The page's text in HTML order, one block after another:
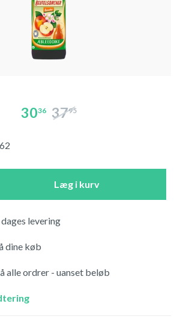
3036 3795
Læg i kurv
levering
dine køb
alle ordrer - uanset beløb